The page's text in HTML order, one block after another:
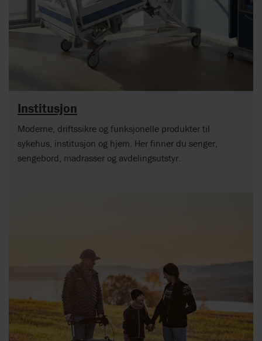
Institusjon
Moderne, driftssikre og funksjonelle produkter til
sykehus, institusjon og hjem. Her finner du senger,
sengebord, madrasser og avdelingsutstyr.